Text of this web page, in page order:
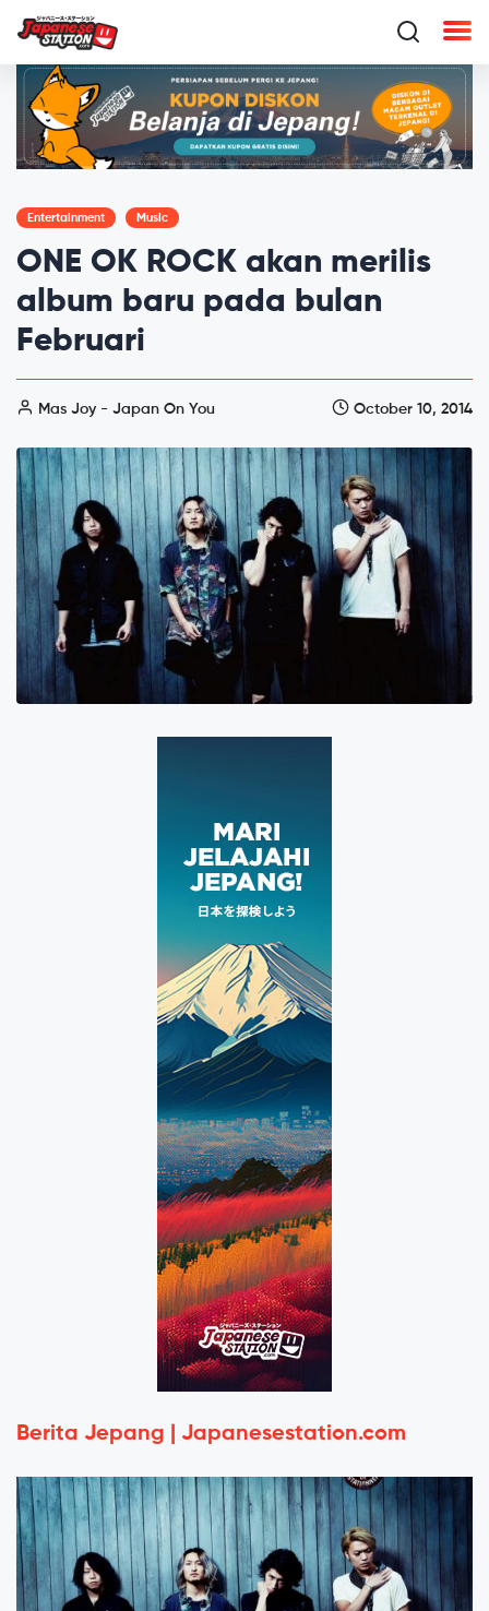
Entertainment Music
ONE OK ROCK akan merilis
album baru pada bulan
Februari
Mas Joy - Japan On You October 10, 2014
Berita Jepang | Japanesestation.com